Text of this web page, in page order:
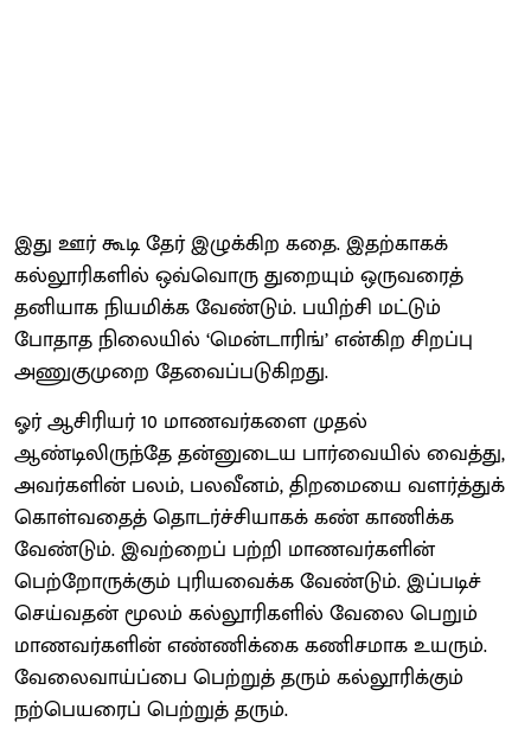
இது ஊர் கூடி தேர் இழுக்கிற கதை. இதற்காகக்
கல்லூரிகளில் ஒவ்வொரு துறையும் ஒருவரைத்
தனியாக நியமிக்க வேண்டும். பயிற்சி மட்டும்
போதாத நிலையில் ‘மென்டாரிங்’ என்கிற சிறப்பு
அணுகுமுறை தேவைப்படுகிறது.
ஓர் ஆசிரியர் 10 மாணவர்களை முதல்
ஆண்டிலிருந்தே தன்னுடைய பார்வையில் வைத்து,
அவர்களின் பலம், பலவீனம், திறமையை வளர்த்துக்
கொள்வதைத் தொடர்ச்சியாகக் கண் காணிக்க
வேண்டும். இவற்றைப் பற்றி மாணவர்களின்
பெற்றோருக்கும் புரியவைக்க வேண்டும். இப்படிச்
செய்வதன் மூலம் கல்லூரிகளில் வேலை பெறும்
மாணவர்களின் எண்ணிக்கை கணிசமாக உயரும்.
வேலைவாய்ப்பை பெற்றுத் தரும் கல்லூரிக்கும்
நற்பெயரைப் பெற்றுத் தரும்.